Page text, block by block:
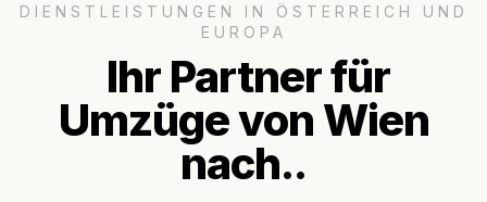
DIENSTLEISTUNGEN IN ÖSTERREICH UND
EUROPA
Ihr Partner für
Umzüge von Wien
nach..